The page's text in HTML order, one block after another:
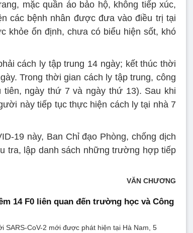
mặc quần áo bảo hộ, không tiếp xúc,
các bệnh nhân được đưa vào điều trị tại
khỏe ổn định, chưa có biểu hiện sốt, khó
cách ly tập trung 14 ngày; kết thúc thời
Trong thời gian cách ly tập trung, công
ngày thứ 7 và ngày thứ 13). Sau khi
này tiếp tục thực hiện cách ly tại nhà 7
19 này, Ban Chỉ đạo Phòng, chống dịch
tra, lập danh sách những trường hợp tiếp
VĂN CHƯƠNG
14 F0 liên quan đến trường học và Công
SARS-CoV-2 mới được phát hiện tại Hà Nam, 5